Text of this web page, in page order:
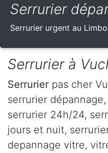
Serrurier
Serrurier urgent au
Serrurier à
Serrurier pas cher
serrurier
serrurier 24h/24,
jours et nuit,
depannage vitre,